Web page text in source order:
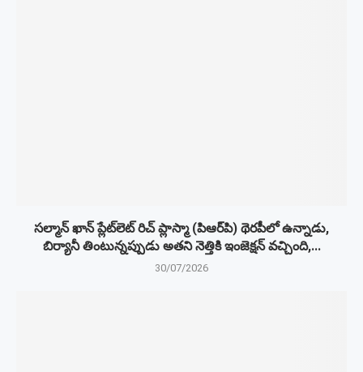
సల్మాన్ ఖాన్ ప్లేట్‌లెట్ రిచ్ ప్లాస్మా (పిఆర్‌పి) థెరపీలో ఉన్నాడు,
బిర్యానీ తింటున్నప్పుడు అతని నెత్తికి ఇంజెక్షన్ వచ్చింది,...
30/07/2026